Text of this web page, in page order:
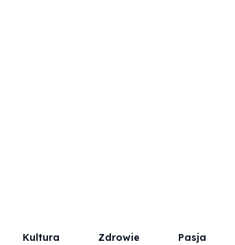
Kultura Zdrowie Pasja